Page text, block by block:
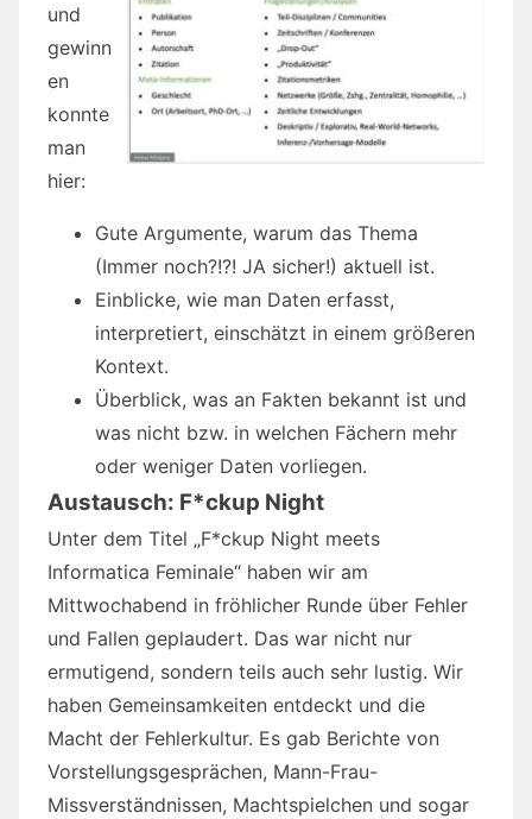
und
gewinn
en
konnte
man
hier:
Gute Argumente, warum das Thema
(Immer noch?!?! JA sicher!) aktuell ist.
Einblicke, wie man Daten erfasst,
interpretiert, einschätzt in einem größeren
Kontext.
Überblick, was an Fakten bekannt ist und
was nicht bzw. in welchen Fächern mehr
oder weniger Daten vorliegen.
Austausch: F*ckup Night
Unter dem Titel „F*ckup Night meets
Informatica Feminale“ haben wir am
Mittwochabend in fröhlicher Runde über Fehler
und Fallen geplaudert. Das war nicht nur
ermutigend, sondern teils auch sehr lustig. Wir
haben Gemeinsamkeiten entdeckt und die
Macht der Fehlerkultur. Es gab Berichte von
Vorstellungsgesprächen, Mann-Frau-
Missverständnissen, Machtspielchen und sogar